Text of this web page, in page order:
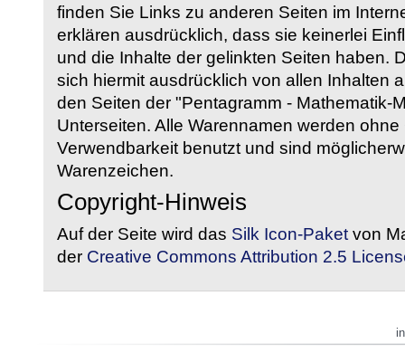
finden Sie Links zu anderen Seiten im
erklären ausdrücklich, dass sie keinerlei
und die Inhalte der gelinkten Seiten haben.
sich hiermit ausdrücklich von allen Inhalten
den Seiten der "Pentagramm - Mathematik-
Unterseiten. Alle Warennamen werden
Verwendbarkeit benutzt und sind
Warenzeichen.
Copyright-Hinweis
Auf der Seite wird das Silk Icon-Paket von
der Creative Commons Attribution 2.5